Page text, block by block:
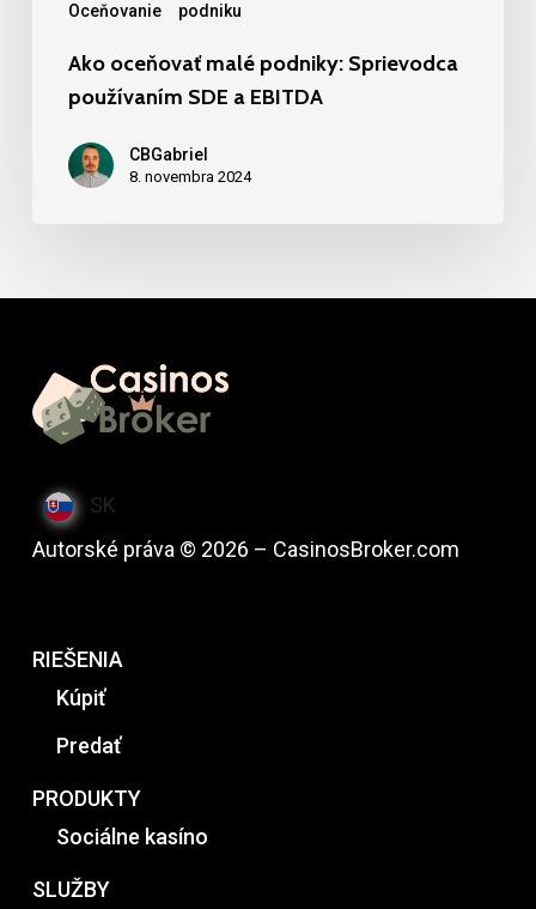
Oceňovanie podniku
Ako oceňovať malé podniky: Sprievodca
používaním SDE a EBITDA
CBGabriel
8. novembra 2024
SK
Autorské práva © 2026 – CasinosBroker.com
RIEŠENIA
Kúpiť
Predať
PRODUKTY
Sociálne kasíno
SLUŽBY